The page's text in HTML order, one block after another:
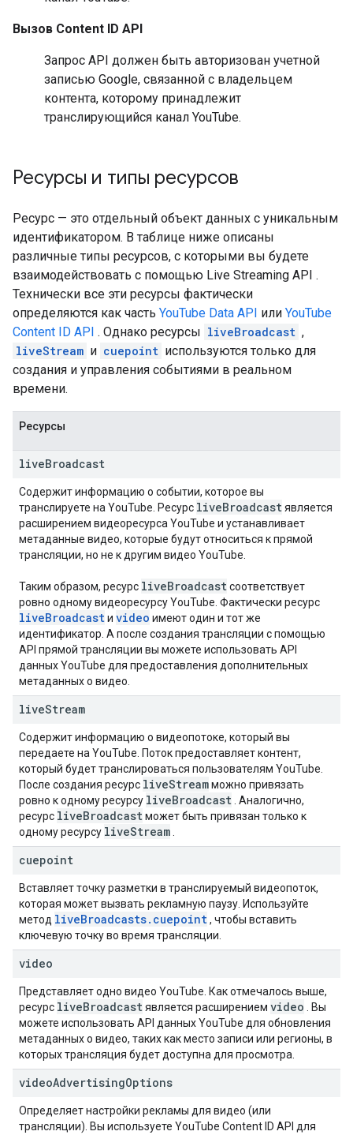
Вызов Content ID API
Запрос API должен быть авторизован учетной
записью Google, связанной с владельцем
контента, которому принадлежит
транслирующийся канал YouTube.
Ресурсы и типы ресурсов
Ресурс — это отдельный объект данных с уникальным
идентификатором. В таблице ниже описаны
различные типы ресурсов, с которыми вы будете
взаимодействовать с помощью Live Streaming API .
Технически все эти ресурсы фактически
определяются как часть YouTube Data API или YouTube
Content ID API . Однако ресурсы liveBroadcast ,
liveStream и cuepoint используются только для
создания и управления событиями в реальном
времени.
Ресурсы
liveBroadcast
Содержит информацию о событии, которое вы
транслируете на YouTube. Ресурс liveBroadcastявляется
расширением видеоресурса YouTube и устанавливает
метаданные видео, которые будут относиться к прямой
трансляции, но не к другим видео YouTube.
Таким образом, ресурс liveBroadcastсоответствует
ровно одному видеоресурсу YouTube. Фактически ресурс
liveBroadcastи video имеют один и тот же
идентификатор. А после создания трансляции с помощью
API прямой трансляции вы можете использовать API
данных YouTube для предоставления дополнительных
метаданных о видео.
liveStream
Содержит информацию о видеопотоке, который вы
передаете на YouTube. Поток предоставляет контент,
который будет транслироваться пользователям YouTube.
После создания ресурс liveStreamможно привязать
ровно к одному ресурсу liveBroadcast . Аналогично,
ресурс liveBroadcastможет быть привязан только к
одному ресурсу liveStream
cuepoint
Вставляет точку разметки в транслируемый видеопоток,
которая может вызвать рекламную паузу. Используйте
метод liveBroadcasts. cuepoint, чтобы вставить
ключевую точку во время трансляции.
video
Представляет одно видео YouTube. Как отмечалось выше,
ресурс liveBroadcastявляется расширением video . Вы
можете использовать API данных YouTube для обновления
метаданных о видео, таких как место записи или регионы, в
которых трансляция будет доступна для просмотра.
videoAdvertisingOptions
Определяет настройки рекламы для видео (или
трансляции). Вы используете YouTube Content ID API для